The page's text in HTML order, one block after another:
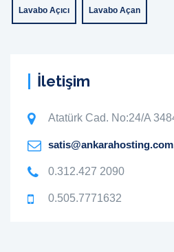
Lavabo Açıcı Lavabo Açan
İletişim
Atatürk Cad. No:24/A
0.312.427 2090
0.505.7771632